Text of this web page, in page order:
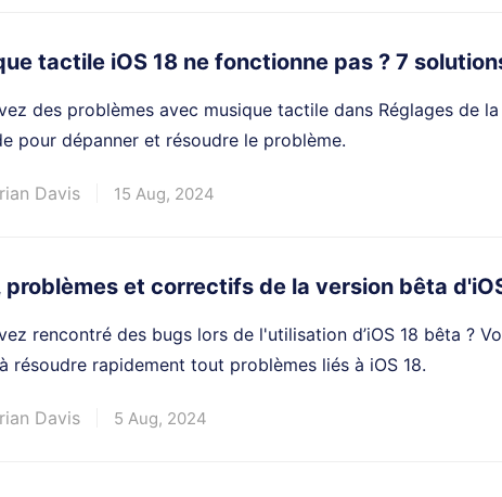
tactile iOS 18 ne fonctionne pas ? 7
des problèmes avec musique tactile dans Réglages de
pour dépanner et résoudre le problème.
Davis 15 Aug, 2024
problèmes et correctifs de la version bêta
rencontré des bugs lors de l'utilisation d’iOS 18 bêta ?
résoudre rapidement tout problèmes liés à iOS 18.
Davis 5 Aug, 2024